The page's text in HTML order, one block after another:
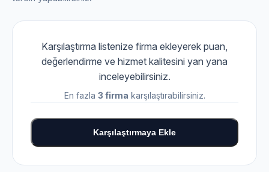
Karşılaştırma listenize firma ekleyerek puan,
değerlendirme ve hizmet kalitesini yan yana
inceleyebilirsiniz.
En fazla 3 firma karşılaştırabilirsiniz.
Karşılaştırmaya Ekle